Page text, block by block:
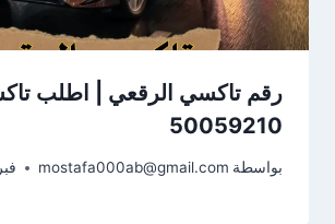
رقم تاكسي الرقعي | اطلب
50059210
بواسطة mostafa000ab@gmail.com